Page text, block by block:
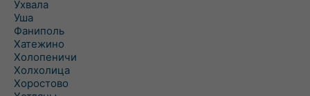
Ухвала
Уша
Фаниполь
Хатежино
Холопеничи
Холхолица
Хоростово